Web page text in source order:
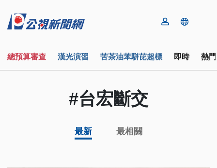
總預算審查 漢光演習 苦茶油苯駢芘超標 即時 熱
#台宏斷交
最新 最相關